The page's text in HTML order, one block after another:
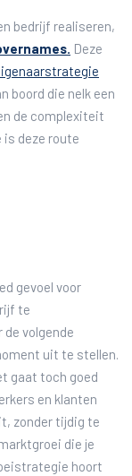
bedrijf realiseren,
Deze
boord die nelk een
de complexiteit
is deze route
gevoel voor
te
volgende
uit te stellen.
gaat toch goed
en klanten
zonder tijdig te
die je
hoort